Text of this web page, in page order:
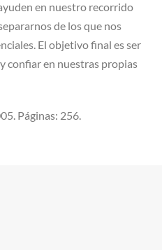
en nuestro recorrido
de los que nos
El objetivo final es ser
confiar en nuestras propias
Páginas: 256.